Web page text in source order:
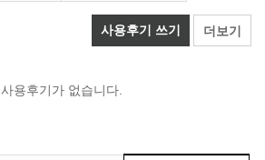
사용후기 쓰기 더보기
사용후기가 없습니다.